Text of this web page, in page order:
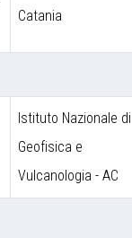
Catania
Istituto Nazionale di
Geofisica e
Vulcanologia - AC